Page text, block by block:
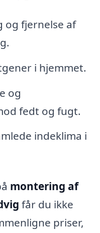
og fjernelse af
i hjemmet.
og
fedt og fugt.
indeklima i
montering af
får du ikke
priser,